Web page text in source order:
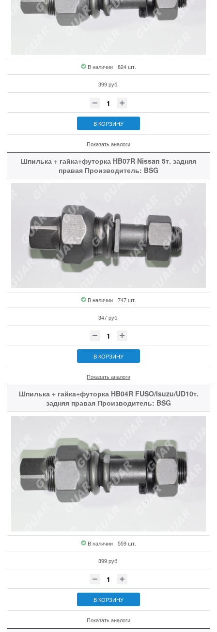
В наличии 824 шт.
399 руб.
В КОРЗИНУ
Показать аналоги
В наличии 747 шт.
347 руб.
В КОРЗИНУ
Показать аналоги
В наличии 559 шт.
399 руб.
В КОРЗИНУ
Показать аналоги